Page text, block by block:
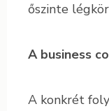
őszinte
A business
A konkrét